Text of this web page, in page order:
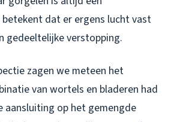
dat er ergens lucht vast
gedeeltelijke verstopping.
zagen we meteen het
van wortels en bladeren had
aansluiting op het gemengde